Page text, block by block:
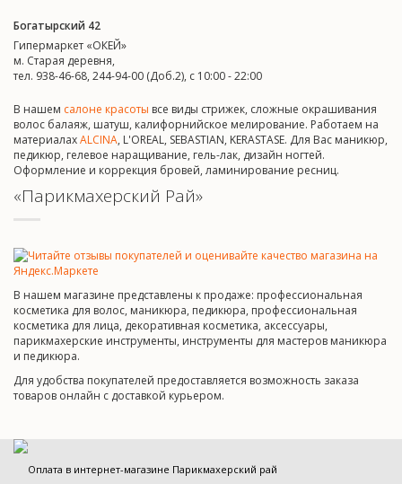
Богатырский 42
Гипермаркет «ОКЕЙ»
м. Старая деревня,
тел. 938-46-68, 244-94-00 (Доб.2), c 10:00 - 22:00
В нашем салоне красоты все виды стрижек, сложные окрашивания
волос балаяж, шатуш, калифорнийское мелирование. Работаем на
материалахALCINA, L'OREAL, SEBASTIAN, KERASTASE. Для Вас маникюр,
педикюр, гелевое наращивание, гель-лак, дизайн ногтей.
Оформление и коррекция бровей, ламинирование ресниц.
«Парикмахерский Рай»
В нашем магазине представлены к продаже: профессиональная
косметика для волос, маникюра, педикюра, профессиональная
косметика для лица, декоративная косметика, аксессуары,
парикмахерские инструменты, инструменты для мастеров маникюра
и педикюра.
Для удобства покупателей предоставляется возможность заказа
товаров онлайн с доставкой курьером.